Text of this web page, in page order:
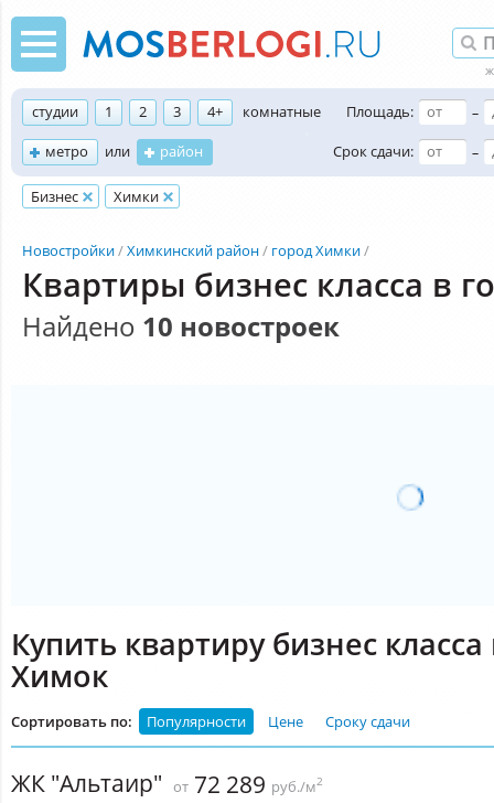
студии 1 2 3 4+
комнатные
метро
или район
Площадь:
–
Срок сдачи:
–
Бизнес Химки
Новостройки Химкинский район город Химки
Квартиры бизнес класса в
Найдено 10 новостроек
Купить квартиру бизнес
Химок
Сортировать по: Популярности Цене Сроку сдачи
ЖК "Альтаир" от 72 289 руб./м2